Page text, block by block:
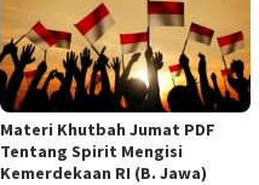
Materi Khutbah Jumat PDF
Tentang Spirit Mengisi
Kemerdekaan RI (B. Jawa)